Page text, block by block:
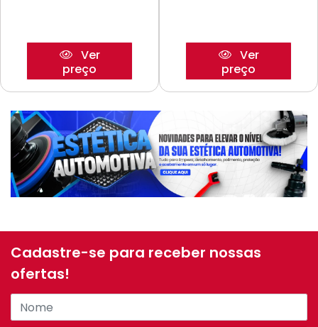
Ver
preço
Ver
preço
Cadastre-se para receber nossas
ofertas!